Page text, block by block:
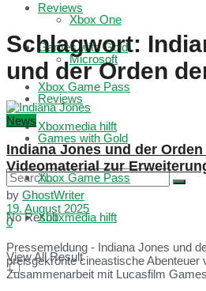
Reviews
Games with Gold
Xbox Game Pass
Xboxmedia hilft
No Result
View All Result
Xbox One
Microsoft
Reviews
Games with Gold
Xbox Game Pass
Xboxmedia hilft
Schlagwort:
und der Orden
News
Indiana Jones und der
Videomaterial zur
by GhostWriter
19. August 2025
0
Pressemeldung - Indiana Jones und
preisgekrönte cineastische Abenteuer
Zusammenarbeit mit Lucasfilm